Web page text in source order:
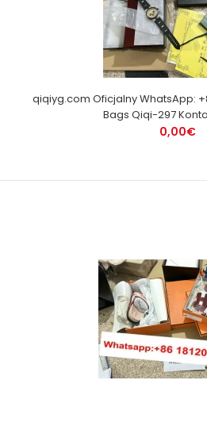
qiqiyg.com Oficjalny WhatsApp:
Bags Qiqi-297
0,00€